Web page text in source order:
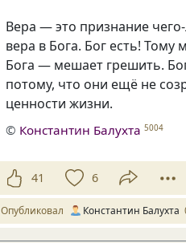
Вера — это признание
вера в Бога. Бог есть! Тому
Бога — мешает грешить.
потому, что они ещё не
ценности жизни.
© Константин Балухта 5004
41 6
Опубликовал Константин Балухта